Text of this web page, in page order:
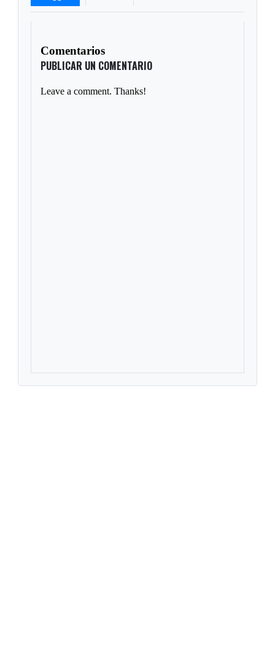
Comentarios
PUBLICAR UN COMENTARIO
Leave a comment. Thanks!